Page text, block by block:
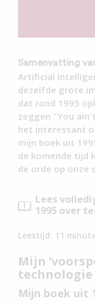
Samenvatting
Artificial
dezelfde grote
dat rond 1995
zeggen "You
het interessant
mijn boek uit
de komende tijd
de orde op onze
Lees
1995 over
Leestijd: 11
Mijn
technologie
Mijn boek uit